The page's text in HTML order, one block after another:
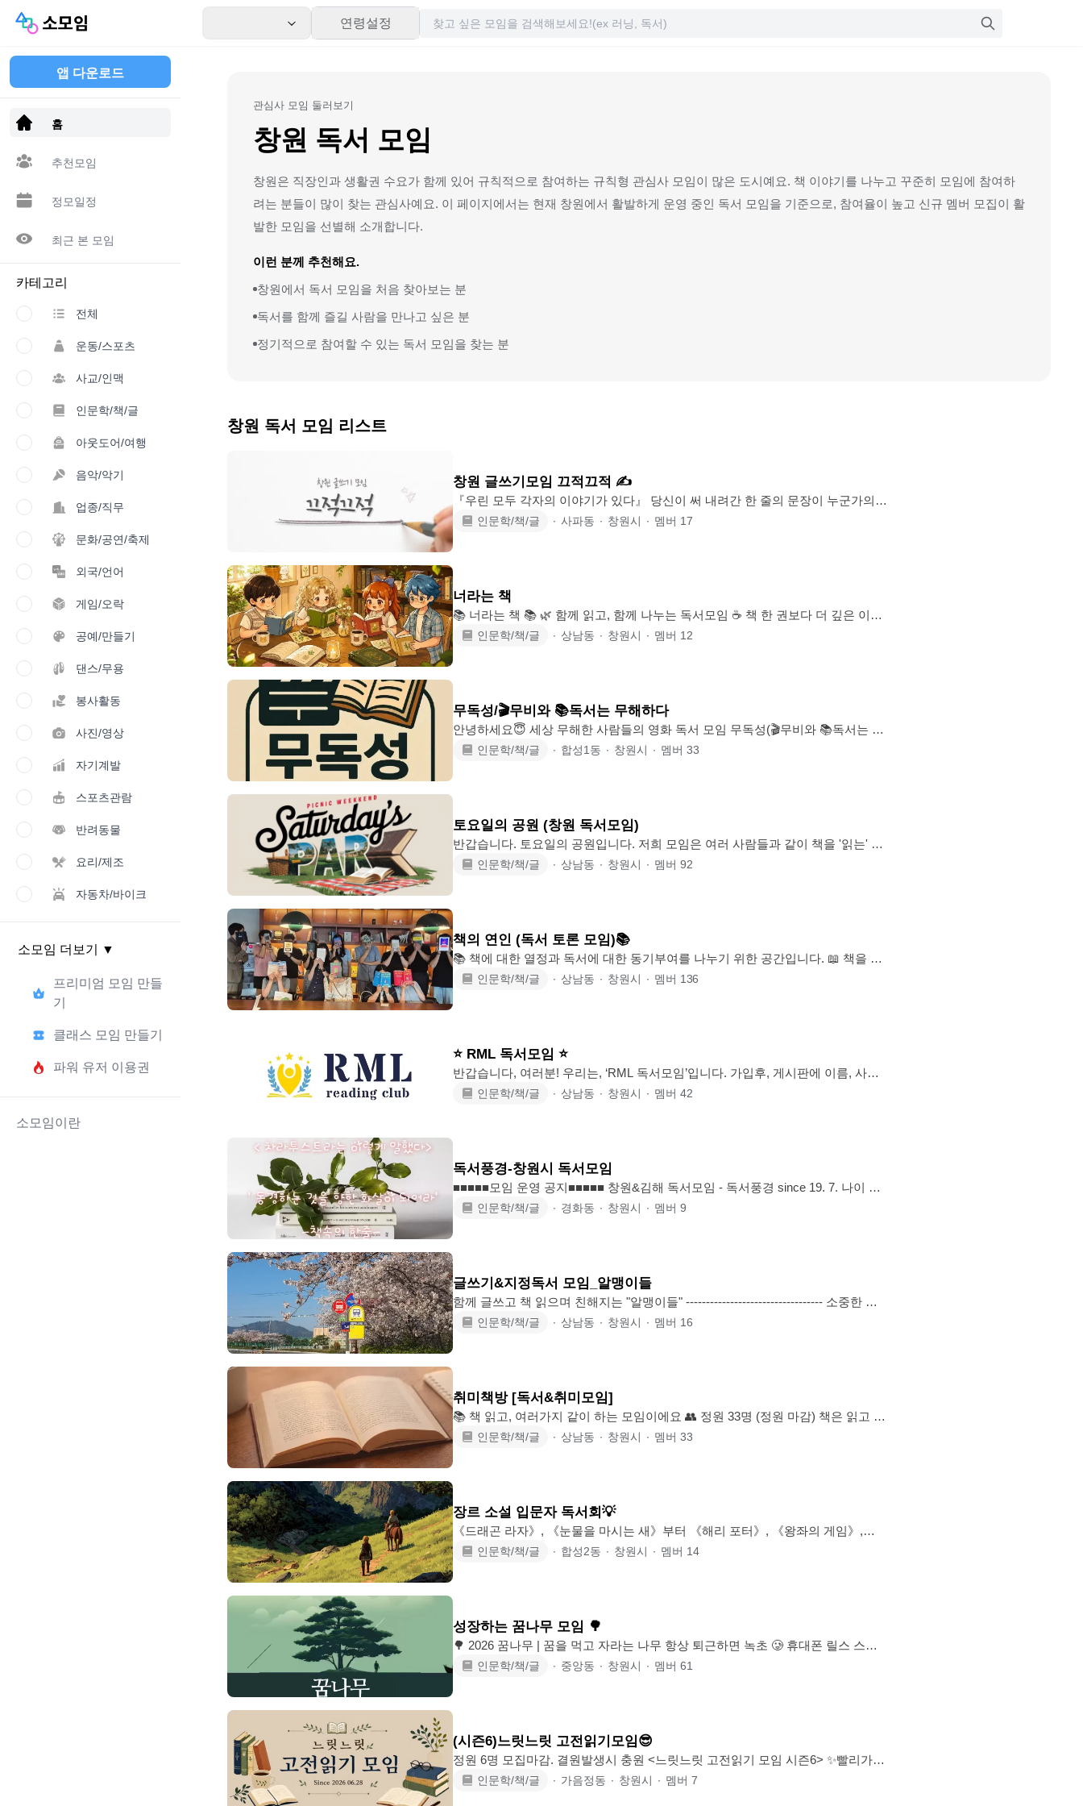
연령설정
앱 다운로드
홈
추천모임
정모일정
최근 본 모임
카테고리
전체
운동/스포츠
사교/인맥
인문학/책/글
아웃도어/여행
음악/악기
업종/직무
문화/공연/축제
외국/언어
게임/오락
공예/만들기
댄스/무용
봉사활동
사진/영상
자기계발
스포츠관람
반려동물
요리/제조
자동차/바이크
소모임 더보기 ▼
프리미엄 모임 만들
기
클래스 모임 만들기
파워 유저 이용권
소모임이란
관심사 모임 둘러보기
창원 독서 모임
창원은 직장인과 생활권 수요가 함께 있어 규칙적으로 참여하는 규칙형 관심사 모임이 많은 도시예요. 책 이야기를 나누고 꾸준히 모임에 참여하
려는 분들이 많이 찾는 관심사예요. 이 페이지에서는 현재 창원에서 활발하게 운영 중인 독서 모임을 기준으로, 참여율이 높고 신규 멤버 모집이 활
발한 모임을 선별해 소개합니다.
이런 분께 추천해요.
창원에서 독서 모임을 처음 찾아보는 분
독서를 함께 즐길 사람을 만나고 싶은 분
정기적으로 참여할 수 있는 독서 모임을 찾는 분
창원 독서 모임 리스트
창원 글쓰기모임 끄적끄적 ✍️
『우린 모두 각자의 이야기가 있다』 당신이 써 내려간 한 줄의 문장이 누군가의
마음에 닿은 적 있으신가요? 모두의 이야기를 담아내는 곳 안녕하세요🙂 창원글쟁
인문학/책/글 ∙ 사파동 ∙ 창원시 ∙ 멤버 17
너라는 책
📚 너라는 책 📚 🌿 함께 읽고, 함께 나누는 독서모임 ☕ 책 한 권보다 더 깊은 이야
기를 사람들과 함께 나눠요. 🌸 독서 초보도 부담 없이 환영합니다!
함께 모여 1시간 정도 독서 후 자유로운 독서 나눔 3. 서로의 생각을 존중하며 편안
하게 이야기
인문학/책/글 ∙ 상남동 ∙ 창원시 ∙ 멤버 12
무독성/🎬무비와 📚독서는 무해하다
안녕하세요😇 세상 무해한 사람들의 영화 독서 모임 무독성(🎬무비와 📚독서는 무
해하다) 입니다! 창원/ 마산/진해 같이 영화 보고 독서도 하면서 소통해요!! (만화도
인문학/책/글 ∙ 합성1동 ∙ 창원시 ∙ 멤버 33
토요일의 공원 (창원 독서모임)
반갑습니다. 토요일의 공원입니다. 저희 모임은 여러 사람들과 같이 책을 '읽는' 것
이 주 목적인 모임입니다. 책을 읽는 것을 좋아하고 남들과 같이 읽으며 높은 집중
가 좋은 날에는 주로 공원에서 돗자리펴고 힐링하면서 독서를 진행하며 날씨로 제
한 시 카페에서 같이 독서(40분) 휴식 및 대화(2
인문학/책/글 ∙ 상남동 ∙ 창원시 ∙ 멤버 92
책의 연인 (독서 토론 모임)📚
📚 책에 대한 열정과 독서에 대한 동기부여를 나누기 위한 공간입니다. 📖 책을 통
해 삶과 다양한 이슈들에 대한 생각들을 공유하고 잠시나마 '삶의 쉼표'가 될 수 있
'나디오' 어플에서 오디오 작가로 활동하고 있으며, 풀타임 통역사입니다🫶🏻 ⭐️독
서모임⭐️ 1.
인문학/책/글 ∙ 상남동 ∙ 창원시 ∙ 멤버 136
⭐️ RML 독서모임 ⭐️
반갑습니다, 여러분! 우리는, ‘RML 독서모임’입니다. 가입후, 게시판에 이름, 사는
지역(예, 창원, 마산, 진해 등),나이 등을 소개해주세요 우리 모임은 지난 2022년 1
는 문학, 철학, 심리학, 경제학, 자기계발서, 과학 등.. 소설, 비소설을 망라한 전 장
르의
인문학/책/글 ∙ 상남동 ∙ 창원시 ∙ 멤버 42
독서풍경-창원시 독서모임
■■■■■모임 운영 공지■■■■■ 창원&김해 독서모임 - 독서풍경 since 19. 7. 나이 제
한있음 - 남자 : 80년생 이상, 여자 78년생 이상 <가입 후 필독내용 안내입니다> 1.
방에 입장해주세요 2. 정모일시 : 매월 둘째주 토요일 또는 셋째주
인문학/책/글 ∙ 경화동 ∙ 창원시 ∙ 멤버 9
글쓰기&지정독서 모임_알맹이들
함께 글쓰고 책 읽으며 친해지는 "알맹이들" ---------------------------------- 소중한 것
들과 소중해질 것들을 또렷히 바라보며, 보다 다정하고, 가까워지기 위해 쓰고 읽
쓰기 모임(알맹이들) ○ 평일 : 1930시 ~
인문학/책/글 ∙ 상남동 ∙ 창원시 ∙ 멤버 16
취미책방 [독서&취미모임]
📚 책 읽고, 여러가지 같이 하는 모임이에요 👥 정원 33명 (정원 마감) 책은 읽고 싶
은데, 혼자서는 잘 안 읽히셨다면 같이 읽어봐요! 📖 자유독서 - 매주 목(또는 금)
열려요 📌 모임 안내 - 90~02년생 (신규 기준)
인문학/책/글 ∙ 상남동 ∙ 창원시 ∙ 멤버 33
장르 소설 입문자 독서회💡
《드래곤 라자》, 《눈물을 마시는 새》부터 《해리 포터》, 《왕좌의 게임》,
《전지적 독자 시점》, 《화산귀환》까지. 이름은 많이 들어봤지만 막상 시작하기
19:30) • 읽은 분량 내에서 자유롭게 이야기 • 작품 추천 및 입문작 소개 가능 • 비매
너 · 여미새 ·
인문학/책/글 ∙ 합성2동 ∙ 창원시 ∙ 멤버 14
성장하는 꿈나무 모임 🌳
🌳 2026 꿈나무 | 꿈을 먹고 자라는 나무 항상 퇴근하면 녹초 🥲 휴대폰 릴스 스크
롤 몇 번 내리면 잘시간..? 👀 🌳성장하는 꿈나무들의 공간🌳 🍀1년 동안 1,000명이
인문학/책/글 ∙ 중앙동 ∙ 창원시 ∙ 멤버 61
(시즌6)느릿느릿 고전읽기모임😎
정원 6명 모집마감. 결원발생시 충원 <느릿느릿 고전읽기 모임 시즌6> ✨빨리가려
면 혼자가고, 멀리가려면 함께가라✨ 읽어내고 싶은 책이 있어서 시작했어요. 읽고
인문학/책/글 ∙ 가음정동 ∙ 창원시 ∙ 멤버 7